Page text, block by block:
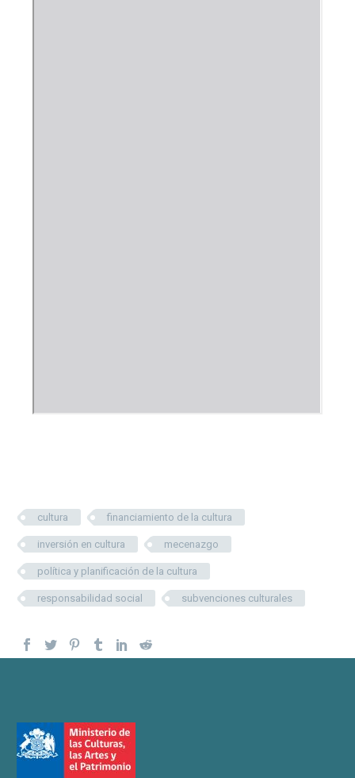
cultura financiamiento de la cultura
inversión en cultura mecenazgo
política y planificación de la cultura
responsabilidad social subvenciones culturales